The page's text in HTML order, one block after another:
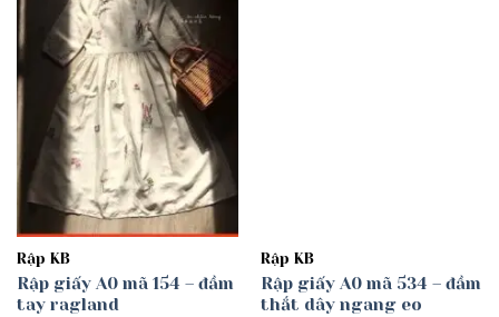
wishlist
Rập KB
Rập giấy A0 mã 154 – đầm
tay ragland
Rập KB
Rập giấy A0 mã 534 – đầm
thắt dây ngang eo